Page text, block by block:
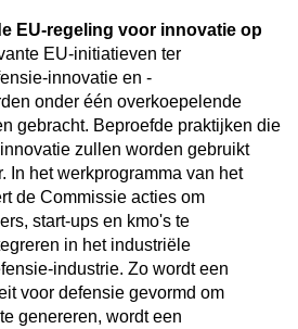
EU-regeling voor innovatie op
EU-initiatieven ter
innovatie en -
onder één overkoepelende
gebracht. Beproefde praktijken die
zullen worden gebruikt
In het werkprogramma van het
de Commissie acties om
start-ups en kmo's te
in het industriële
industrie. Zo wordt een
voor defensie gevormd om
genereren, wordt een